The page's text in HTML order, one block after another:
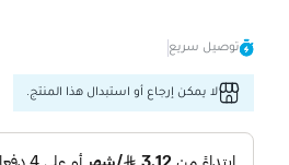
توصيل سريع
لا يمكن إرجاع أو استبدال هذا المنتج.